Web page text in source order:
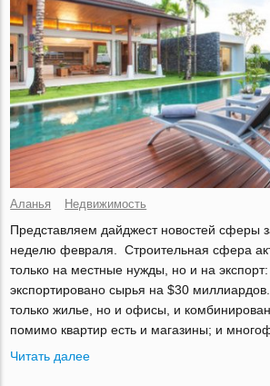
Аланья Недвижимость
Представляем дайджест новостей сферы
неделю февраля. Строительная сфера
только на местные нужды, но и на
экспортировано сырья на $30
только жилье, но и офисы, и
помимо квартир есть и магазины; и
Читать далее